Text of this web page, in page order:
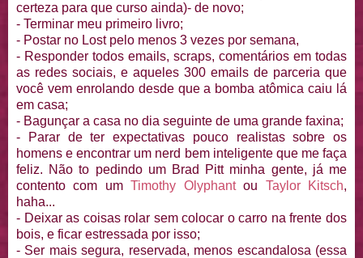
certeza para que curso ainda)- de novo;
- Terminar meu primeiro livro;
- Postar no Lost pelo menos 3 vezes por semana,
- Responder todos emails, scraps, comentários em todas
as redes sociais, e aqueles 300 emails de parceria que
você vem enrolando desde que a bomba atômica caiu lá
em casa;
- Bagunçar a casa no dia seguinte de uma grande faxina;
- Parar de ter expectativas pouco realistas sobre os
homens e encontrar um nerd bem inteligente que me faça
feliz. Não to pedindo um Brad Pitt minha gente, já me
contento com umTimothy Olyphantou Taylor Kitsch,
haha...
- Deixar as coisas rolar sem colocar o carro na frente dos
bois, e ficar estressada por isso;
- Ser mais segura, reservada, menos escandalosa (essa